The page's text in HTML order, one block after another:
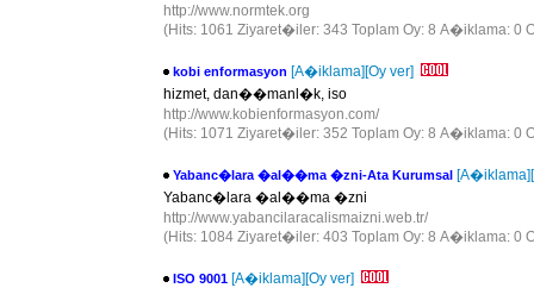
http://www.normtek.org
(Hits: 1061 Ziyaret�iler: 343 Toplam Oy: 8 A�iklama: 0
kobi enformasyon [A�iklama][Oy ver]
hizmet, dan��manl�k, iso
http://www.kobienformasyon.com/
(Hits: 1071 Ziyaret�iler: 352 Toplam Oy: 8 A�iklama: 0
Yabanc�lara �al��ma �zni-Ata Kurumsal [A�iklama]
Yabanc�lara �al��ma �zni
http://www.yabancilaracalismaizni.web.tr/
(Hits: 1084 Ziyaret�iler: 403 Toplam Oy: 8 A�iklama: 0
ISO 9001 [A�iklama][Oy ver]